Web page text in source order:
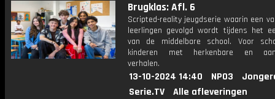
Brugklas: Afl. 6
Scripted-reality jeugdserie waarin een
leerlingen gevolgd wordt tijdens het
van de middelbare school. Voor
kinderen met herkenbare en
verhalen.
13-10-2024 14:40 NPO3
Serie.TV
Alle afleveringen